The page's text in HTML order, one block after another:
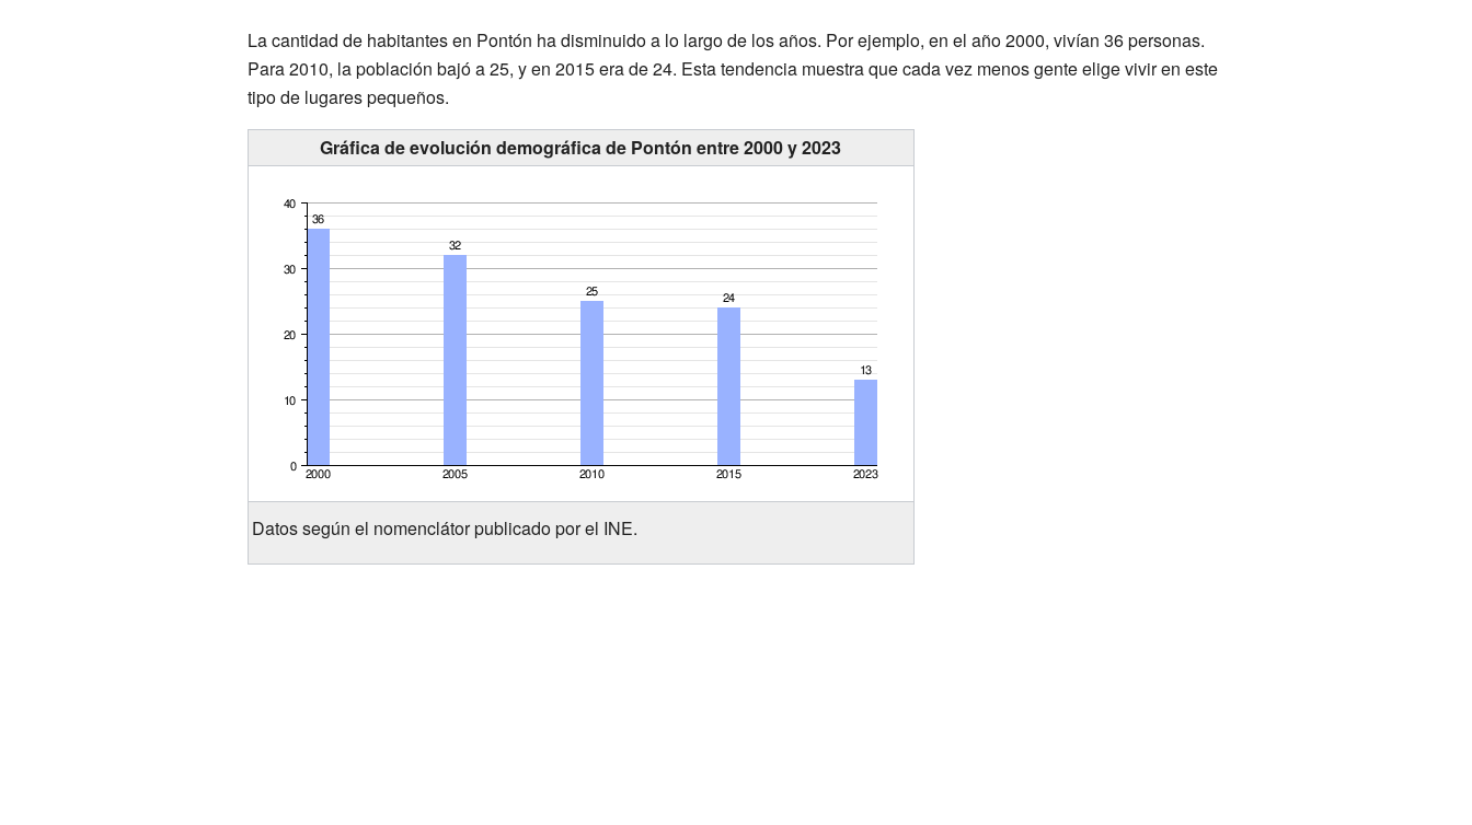
La cantidad de habitantes en Pontón ha disminuido a lo largo de los años. Por ejemplo, en el año 2000, vivían 36 personas.
Para 2010, la población bajó a 25, y en 2015 era de 24. Esta tendencia muestra que cada vez menos gente elige vivir en este
tipo de lugares pequeños.
Gráfica de evolución demográfica de Pontón entre 2000 y 2023
Datos según el nomenclátor publicado por el INE.